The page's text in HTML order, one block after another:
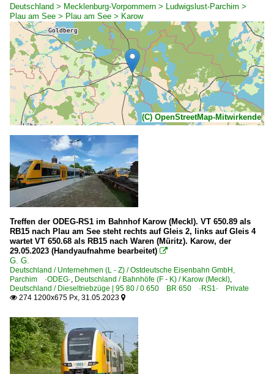
Deutschland > Mecklenburg-Vorpommern > Ludwigslust-Parchim >
Plau am See > Plau am See > Karow
(C) OpenStreetMap-Mitwirkende
Treffen der ODEG-RS1 im Bahnhof Karow (Meckl). VT 650.89 als
RB15 nach Plau am See steht rechts auf Gleis 2, links auf Gleis 4
wartet VT 650.68 als RB15 nach Waren (Müritz). Karow, der
29.05.2023 (Handyaufnahme bearbeitet) 
G. G.
Deutschland / Unternehmen (L - Z) / Ostdeutsche Eisenbahn GmbH,
Parchim ·ODEG·, Deutschland / Bahnhöfe (F - K) / Karow (Meckl),
Deutschland / Dieseltriebzüge | 95 80 / 0 650 BR 650 ·RS1· Private
 274 1200x675 Px, 31.05.2023 